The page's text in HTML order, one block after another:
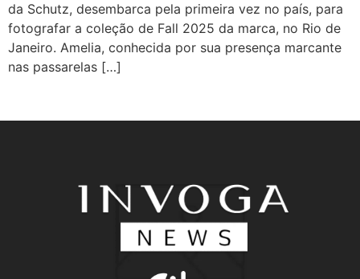
da Schutz, desembarca pela primeira vez no país, para
fotografar a coleção de Fall 2025 da marca, no Rio de
Janeiro. Amelia, conhecida por sua presença marcante
nas passarelas […]